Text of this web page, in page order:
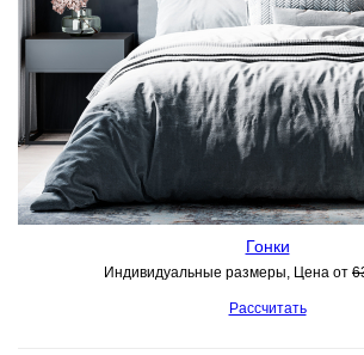
Гонки
Индивидуальные размеры, Цена от
Рассчитать